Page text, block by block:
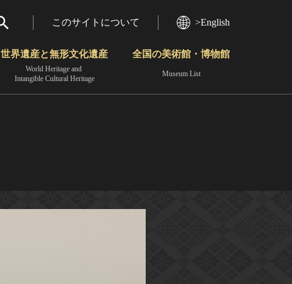
このサイトについて >English
世界遺産と無形文化遺産
World Heritage and
Intangible Cultural Heritage
全国の美術館・博物館
Museum List